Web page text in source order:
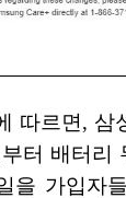
따르면, 삼
터 배터리
을 가입자